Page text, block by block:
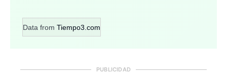
Data from Tiempo3.com
PUBLICIDAD